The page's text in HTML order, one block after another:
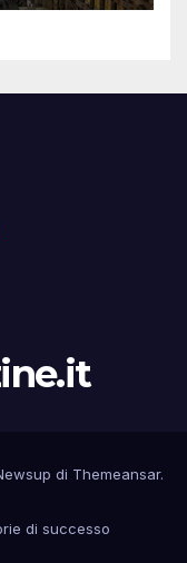
di Themeansar.
di successo